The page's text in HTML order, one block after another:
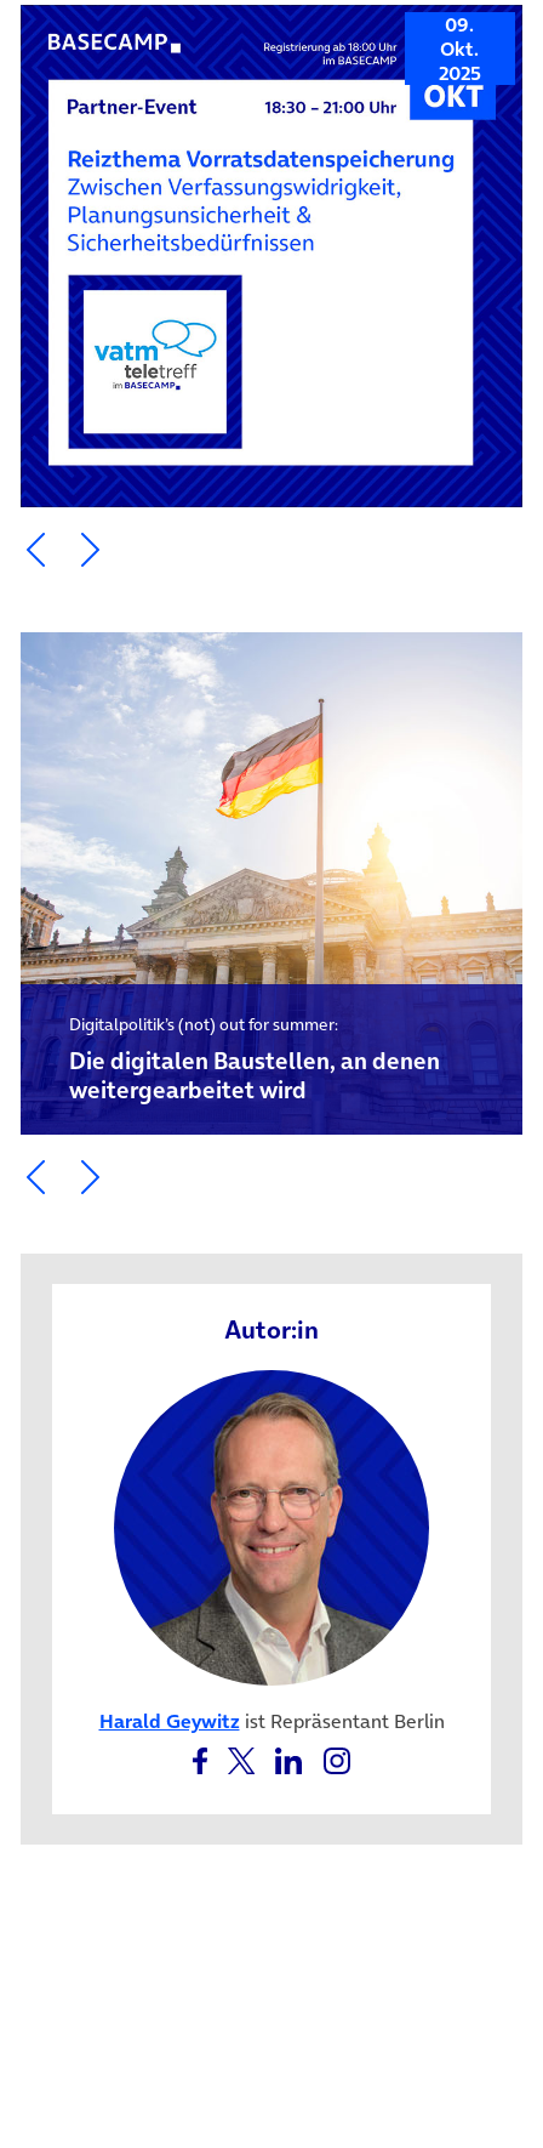
09.
Okt.
2025
Ein Element zurück blättern
Ein Element weiter blättern
Digitalpolitik’s (not) out for summer:
Die digitalen Baustellen, an denen
weitergearbeitet wird
Ein Element zurück blättern
Ein Element weiter blättern
Autor:in
Harald Geywitzist Repräsentant Berlin